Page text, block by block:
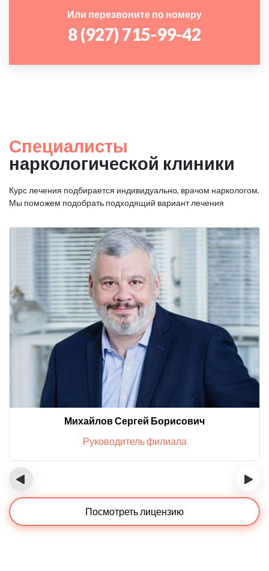
Или перезвоните по номеру
8 (927) 715-99-42
Специалисты
наркологической клиники
Курс лечения подбирается индивидуально, врачом наркологом.
Мы поможем подобрать подходящий вариант лечения
Михайлов Сергей Борисович
Руководитель филиала
‹ ›
Посмотреть лицензию